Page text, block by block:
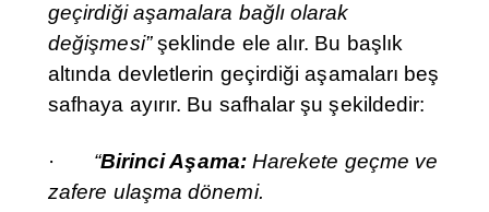
geçirdiği aşamalara bağlı olarak
değişmesi”şeklinde ele alır. Bu başlık
altında devletlerin geçirdiği aşamaları beş
safhaya ayırır. Bu safhalar şu şekildedir:
· “Birinci Aşama:Harekete geçme ve
zafere ulaşma dönemi.